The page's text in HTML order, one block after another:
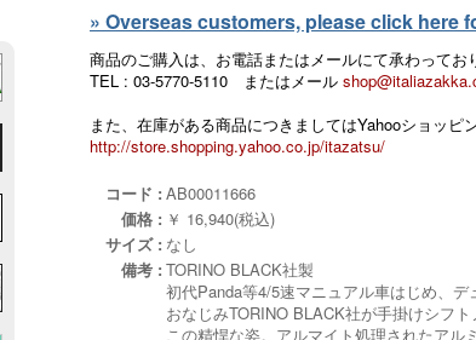
» Overseas customers, please click here
商品のご購入は、お電話またはメールにて承わってお
TEL : 03-5770-5110 またはメール
また、在庫がある商品につきましてはYahooショッピ
http://store.shopping.yahoo.co.jp/itazatsu/
コード : AB00011666
価格 : ￥ 16,940(税込)
サイズ : なし
備考 : TORINO BLACK社製
初代Panda等4/5速マニュアル車はじめ、デ
おなじみTORINO BLACK社が手掛けシフ
この精悍な姿。アルマイト処理されたア